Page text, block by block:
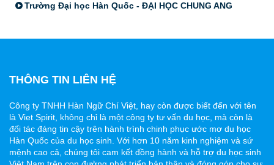
Trường Đại học Hàn Quốc - ĐẠI HỌC CHUNG ANG
THÔNG TIN LIÊN HỆ
Công ty TNHH Hàn Ngữ Chí Việt, hay còn được biết đến với tên
là Viet Spirit, không chỉ là một công ty tư vấn du học, mà còn là
đối tác đáng tin cậy trên hành trình chinh phục ước mơ du học
Hàn Quốc của du học sinh. Với hơn 10 năm kinh nghiệm và sứ
mệnh cao cả, chúng tôi cam kết đồng hành và hỗ trợ du học sinh